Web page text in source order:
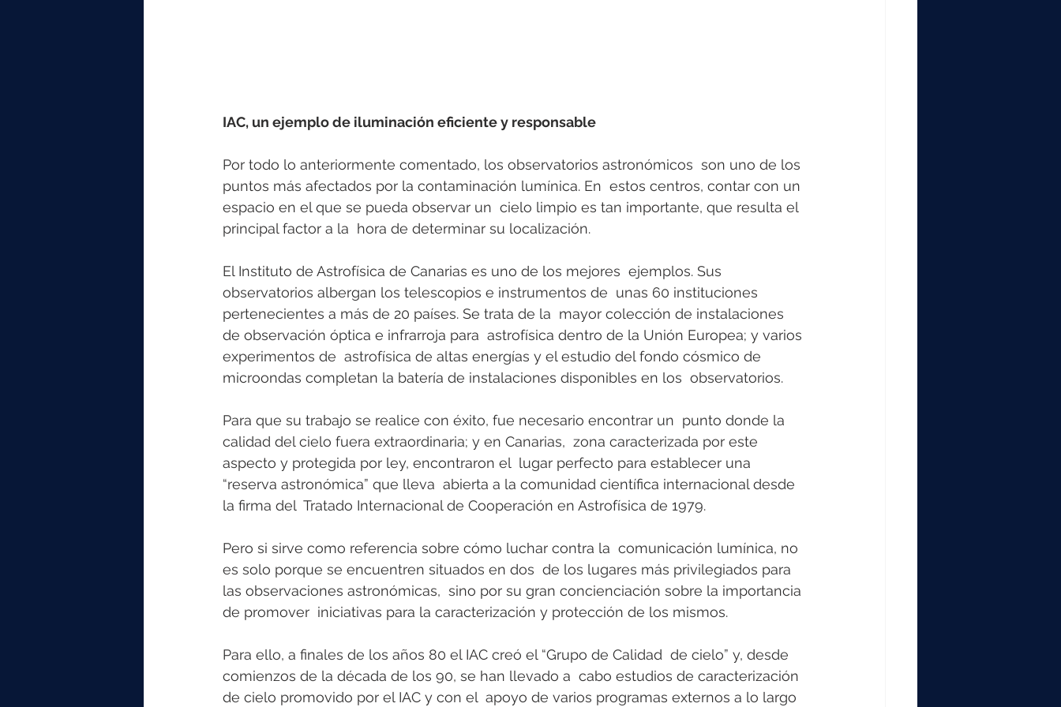
IAC, un ejemplo de iluminación eficiente y responsable
Por todo lo anteriormente comentado, los observatorios astronómicos  son uno de los
puntos más afectados por la contaminación lumínica. En  estos centros, contar con un
espacio en el que se pueda observar un  cielo limpio es tan importante, que resulta el
principal factor a la  hora de determinar su localización.
El Instituto de Astrofísica de Canarias es uno de los mejores  ejemplos. Sus
observatorios albergan los telescopios e instrumentos de  unas 60 instituciones
pertenecientes a más de 20 países. Se trata de la  mayor colección de instalaciones
de observación óptica e infrarroja para  astrofísica dentro de la Unión Europea; y varios
experimentos de  astrofísica de altas energías y el estudio del fondo cósmico de
microondas completan la batería de instalaciones disponibles en los  observatorios.
Para que su trabajo se realice con éxito, fue necesario encontrar un  punto donde la
calidad del cielo fuera extraordinaria; y en Canarias,  zona caracterizada por este
aspecto y protegida por ley, encontraron el  lugar perfecto para establecer una
“reserva astronómica” que lleva  abierta a la comunidad científica internacional desde
la firma del  Tratado Internacional de Cooperación en Astrofísica de 1979.
Pero si sirve como referencia sobre cómo luchar contra la  comunicación lumínica, no
es solo porque se encuentren situados en dos  de los lugares más privilegiados para
las observaciones astronómicas,  sino por su gran concienciación sobre la importancia
de promover  iniciativas para la caracterización y protección de los mismos.
Para ello, a finales de los años 80 el IAC creó el “Grupo de Calidad  de cielo” y, desde
comienzos de la década de los 90, se han llevado a  cabo estudios de caracterización
de cielo promovido por el IAC y con el  apoyo de varios programas externos a lo largo